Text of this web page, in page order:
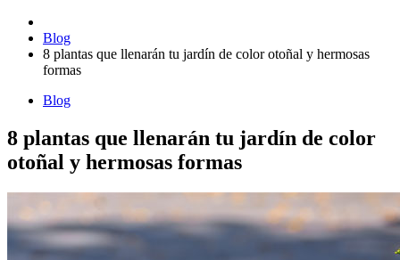
Blog
8 plantas que llenarán tu jardín de color otoñal y hermosas
formas
Blog
8 plantas que llenarán tu jardín de color
otoñal y hermosas formas